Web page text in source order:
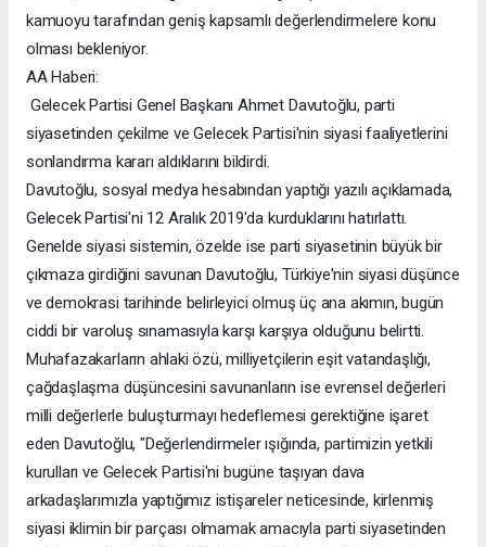
kamuoyu tarafından geniş kapsamlı değerlendirmelere konu
olması bekleniyor.
AA Haberi:
Gelecek Partisi Genel Başkanı Ahmet Davutoğlu, parti
siyasetinden çekilme ve Gelecek Partisi'nin siyasi faaliyetlerini
sonlandırma kararı aldıklarını bildirdi.
Davutoğlu, sosyal medya hesabından yaptığı yazılı açıklamada,
Gelecek Partisi'ni 12 Aralık 2019'da kurduklarını hatırlattı.
Genelde siyasi sistemin, özelde ise parti siyasetinin büyük bir
çıkmaza girdiğini savunan Davutoğlu, Türkiye'nin siyasi düşünce
ve demokrasi tarihinde belirleyici olmuş üç ana akımın, bugün
ciddi bir varoluş sınamasıyla karşı karşıya olduğunu belirtti.
Muhafazakarların ahlaki özü, milliyetçilerin eşit vatandaşlığı,
çağdaşlaşma düşüncesini savunanların ise evrensel değerleri
milli değerlerle buluşturmayı hedeflemesi gerektiğine işaret
eden Davutoğlu, "Değerlendirmeler ışığında, partimizin yetkili
kurulları ve Gelecek Partisi'ni bugüne taşıyan dava
arkadaşlarımızla yaptığımız istişareler neticesinde, kirlenmiş
siyasi iklimin bir parçası olmamak amacıyla parti siyasetinden